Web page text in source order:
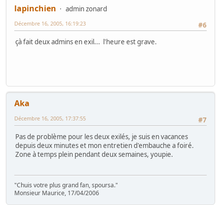
lapinchien
admin zonard
#6
Décembre 16, 2005, 16:19:23
çà fait deux admins en exil... l'heure est grave.
Aka
#7
Décembre 16, 2005, 17:37:55
Pas de problème pour les deux exilés, je suis en vacances
depuis deux minutes et mon entretien d'embauche a foiré.
Zone à temps plein pendant deux semaines, youpie.
"Chuis votre plus grand fan, spoursa."
Monsieur Maurice, 17/04/2006